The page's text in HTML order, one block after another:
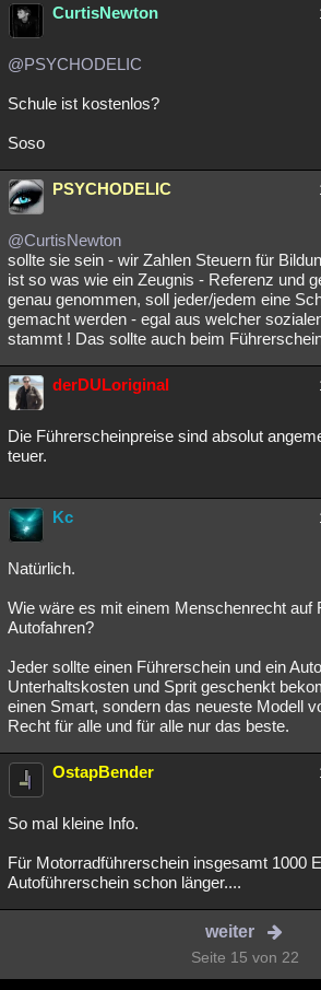
CurtisNewton
@PSYCHODELIC
Schule ist kostenlos?
Soso
PSYCHODELIC
@CurtisNewton
sollte sie sein - wir Zahlen Steuern für
ist so was wie ein Zeugnis - Referenz und
genau genommen, soll jeder/jedem eine
gemacht werden - egal aus welcher
stammt ! Das sollte auch beim
derDULoriginal
Die Führerscheinpreise sind absolut
teuer.
Kc
Natürlich.
Wie wäre es mit einem Menschenrecht auf
Autofahren?
Jeder sollte einen Führerschein und ein
Unterhaltskosten und Sprit geschenkt
einen Smart, sondern das neueste Modell
Recht für alle und für alle nur das beste.
OstapBender
So mal kleine Info.
Für Motorradführerschein insgesamt 1000
Autoführerschein schon länger....
weiter
Seite 15 von 22